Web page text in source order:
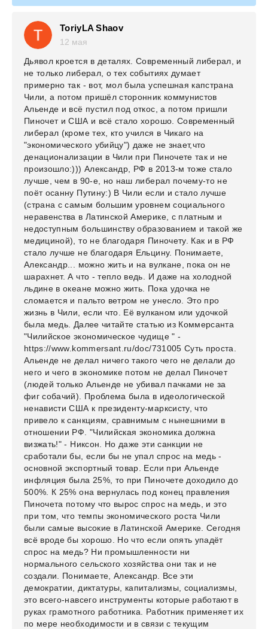
ToriyLA Shaov
12 мая
Дьявол кроется в деталях. Современный либерал, и
не только либерал, о тех событиях думает
примерно так - вот, мол была успешная капстрана
Чили, а потом пришёл сторонник коммунистов
Альенде и всё пустил под откос, а потом пришли
Пиночет и США и всё стало хорошо. Современный
либерал (кроме тех, кто учился в Чикаго на
"экономического убийцу") даже не знает,что
денационализации в Чили при Пиночете так и не
произошло:))) Александр, РФ в 2013-м тоже стало
лучше, чем в 90-е, но наш либерал почему-то не
поёт осанну Путину:) В Чили если и стало лучше
(страна с самым большим уровнем социального
неравенства в Латинской Америке, с платным и
недоступным большинству образованием и такой же
медициной), то не благодаря Пиночету. Как и в РФ
стало лучше не благодаря Ельцину. Понимаете,
Александр... можно жить и на вулкане, пока он не
шарахнет. А что - тепло ведь. И даже на холодной
льдине в океане можно жить. Пока удочка не
сломается и пальто ветром не унесло. Это про
жизнь в Чили, если что. Её вулканом или удочкой
была медь. Далее читайте статью из Коммерсанта
"Чилийское экономическое чудище " -
https://www.kommersant.ru/doc/731005 Суть проста.
Альенде не делал ничего такого чего не делали до
него и чего в экономике потом не делал Пиночет
(людей только Альенде не убивал пачками не за
фиг собачий). Проблема была в идеологической
ненависти США к президенту-марксисту, что
привело к санкциям, сравнимым с нынешними в
отношении РФ. "Чилийская экономика должна
визжать!" - Никсон. Но даже эти санкции не
сработали бы, если бы не упал спрос на медь -
основной экспортный товар. Если при Альенде
инфляция была 25%, то при Пиночете доходило до
500%. К 25% она вернулась под конец правления
Пиночета потому что вырос спрос на медь, и это
при том, что темпы экономического роста Чили
были самые высокие в Латинской Америке. Сегодня
всё вроде бы хорошо. Но что если опять упадёт
спрос на медь? Ни промышленности ни
нормального сельского хозяйства они так и не
создали. Понимаете, Александр. Все эти
демократии, диктатуры, капитализмы, социализмы,
это всего-навсего инструменты которые работают в
руках грамотного работника. Работник применяет их
по мере необходимости и в связи с текущим